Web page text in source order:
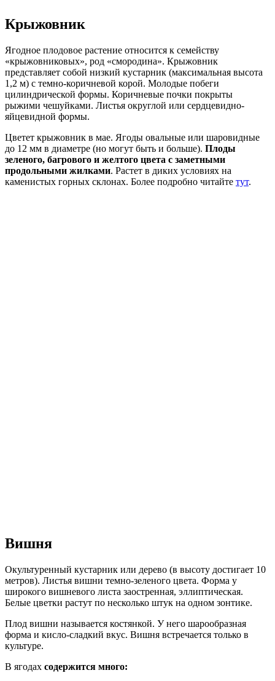
Крыжовник
Ягодное плодовое растение относится к семейству
«крыжовниковых», род «смородина». Крыжовник
представляет собой низкий кустарник (максимальная высота
1,2 м) с темно-коричневой корой. Молодые побеги
цилиндрической формы. Коричневые почки покрыты
рыжими чешуйками. Листья округлой или сердцевидно-
яйцевидной формы.
Цветет крыжовник в мае. Ягоды овальные или шаровидные
до 12 мм в диаметре (но могут быть и больше). Плоды
зеленого, багрового и желтого цвета с заметными
продольными жилками. Растет в диких условиях на
каменистых горных склонах. Более подробно читайте тут.
Вишня
Окультуренный кустарник или дерево (в высоту достигает 10
метров). Листья вишни темно-зеленого цвета. Форма у
широкого вишневого листа заостренная, эллиптическая.
Белые цветки растут по несколько штук на одном зонтике.
Плод вишни называется костянкой. У него шарообразная
форма и кисло-сладкий вкус. Вишня встречается только в
культуре.
В ягодах содержится много: